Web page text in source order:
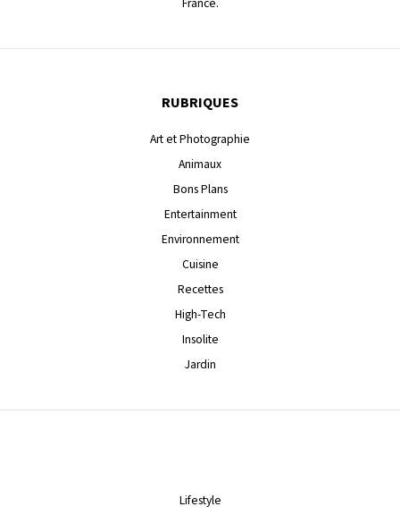
RUBRIQUES
Art et Photographie
Animaux
Bons Plans
Entertainment
Environnement
Cuisine
Recettes
High-Tech
Insolite
Jardin
Lifestyle